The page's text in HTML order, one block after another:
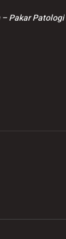
Pakar Patologi